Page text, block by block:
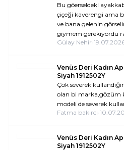
Bu göerseldeki
çiçeği kaverengi ama
ve bana gelenin
giymem gerekiyordu
Gülay Nehir
Venüs Deri Kadın
Siyah 1912502Y
Çok severek
olan bi marka,gözüm
modeli de severek
Fatma bakırcı
Venüs Deri Kadın
Siyah 1912502Y